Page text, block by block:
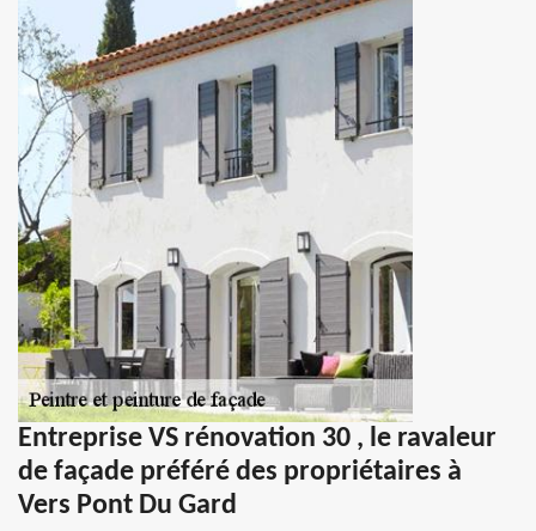
Entreprise VS rénovation 30 , le ravaleur
de façade préféré des propriétaires à
Vers Pont Du Gard